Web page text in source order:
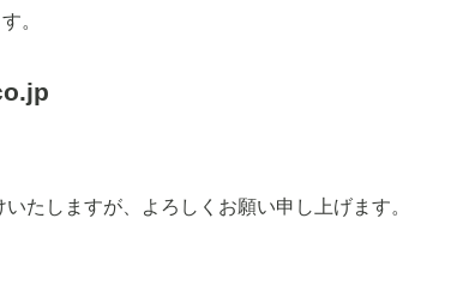
。
たしますが、よろしくお願い申し上げます。